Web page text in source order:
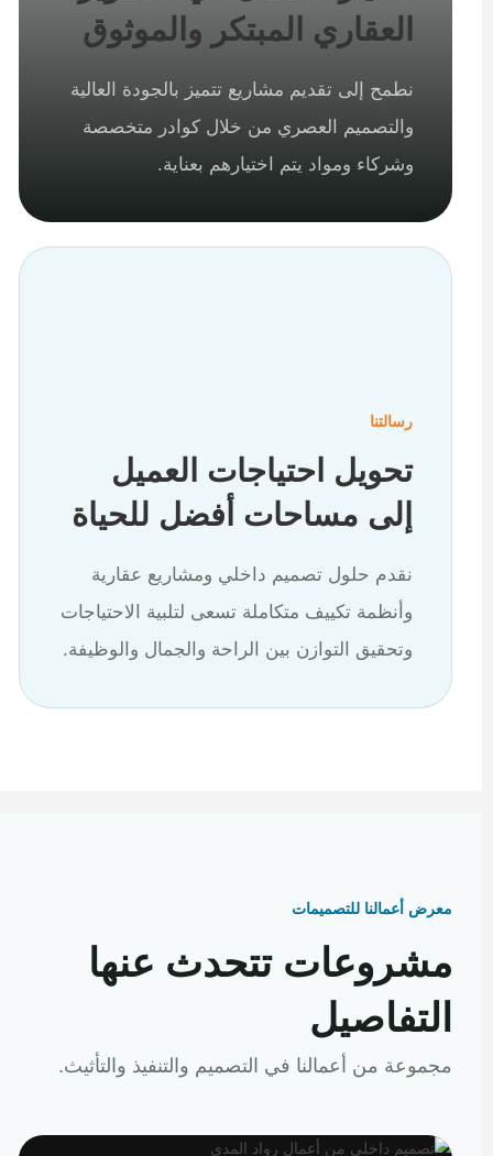
العقاري المبتكر والموثوق
نطمح إلى تقديم مشاريع تتميز بالجودة العالية
والتصميم العصري من خلال كوادر متخصصة
وشركاء ومواد يتم اختيارهم بعناية.
رسالتنا
تحويل احتياجات العميل
إلى مساحات أفضل للحياة
نقدم حلول تصميم داخلي ومشاريع عقارية
وأنظمة تكييف متكاملة تسعى لتلبية الاحتياجات
وتحقيق التوازن بين الراحة والجمال والوظيفة.
معرض أعمالنا للتصميمات
مشروعات تتحدث عنها
التفاصيل
مجموعة من أعمالنا في التصميم والتنفيذ والتأثيث.